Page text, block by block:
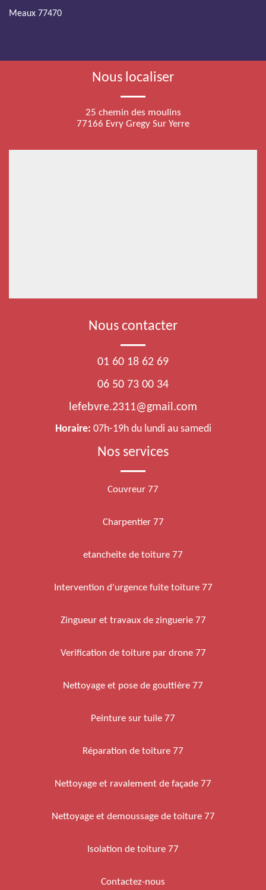
Meaux 77470
Nous localiser
25 chemin des moulins
77166 Evry Gregy Sur Yerre
Nous contacter
01 60 18 62 69
06 50 73 00 34
lefebvre.2311@gmail.com
Horaire: 07h-19h du lundi au samedi
Nos services
Couvreur 77
Charpentier 77
etancheite de toiture 77
Intervention d'urgence fuite toiture 77
Zingueur et travaux de zinguerie 77
Verification de toiture par drone 77
Nettoyage et pose de gouttière 77
Peinture sur tuile 77
Réparation de toiture 77
Nettoyage et ravalement de façade 77
Nettoyage et demoussage de toiture 77
Isolation de toiture 77
Contactez-nous